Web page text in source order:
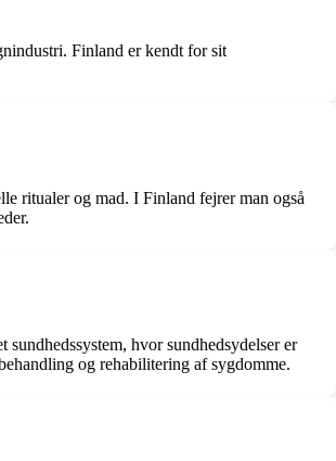
Finland er kendt for sit
ritualer og mad. I Finland fejrer man også
hvor sundhedsydelser er
og rehabilitering af sygdomme.